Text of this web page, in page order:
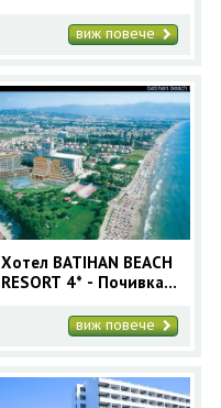
нощувки Лято 2026
виж повече
Хотел BATIHAN BEACH
RESORT 4* - Почивка
нощувки Лято 2026
виж повече